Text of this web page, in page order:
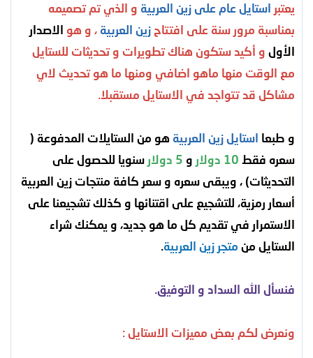
يعتبر استايل عام على زين العربية و الذي تم تصميمه
بمناسبة مرور سنة على افتتاح زين العربية ، و هو الاصدار
الأول و أكيد ستكون هناك تطويرات و تحديثات للستايل
مع الوقت منها ماهو اضافي ومنها ما هو تحديث لاي
مشاكل قد تتواجد في الاستايل مستقبلا.
و طبعا استايل زين العربية هو من الستايلات المدفوعة (
سعره فقط 10 دولار و 5 دولار
سنويا للحصول على
التحديثات) ، ويبقى سعره و سعر كافة منتجات زين العربية
أسعار رمزية، للتشجيع على اقتنائها و كذلك تشجيعنا على
الاستمرار في تقديم كل ما هو جديد، و يمكنك شراء
الستايل من متجر زين العربية.
فنسأل الله السداد و التوفيق.
ونعرض لكم بعض مميزات الاستايل :